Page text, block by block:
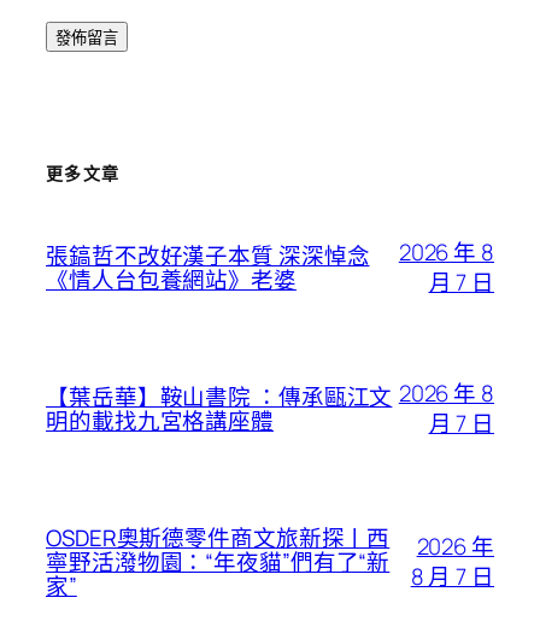
更多文章
張鎬哲不改好漢子本質 深深悼念
《情人台包養網站》老婆
2026 年 8
月 7 日
【葉岳華】鞍山書院 ：傳承甌江文
明的載找九宮格講座體
2026 年 8
月 7 日
OSDER奧斯德零件商文旅新探丨西
寧野活潑物園：“年夜貓”們有了“新
家”
2026 年
8 月 7 日